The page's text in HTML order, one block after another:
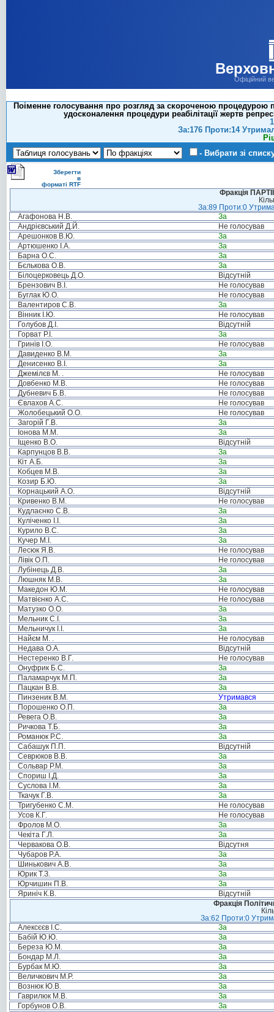
Офіційний
Поіменне голосування про розгляд за скороченою процедурою
удосконалення процедури реабілітації жертв
За:176 Проти:14
- Вибрати зі
Зберегти
в
форматі RTF
Фракція
За:89 Проти:0
Агафонова Н.В.
За
Андрієвський Д.Й.
Не голосував
Арешонков В.Ю.
За
Артюшенко І.А.
За
Барна О.С.
За
Бєлькова О.В.
За
Білоцерковець Д.О.
Відсутній
Брензович В.І.
Не голосував
Буглак Ю.О.
Не голосував
Валентиров С.В.
За
Вінник І.Ю.
Не голосував
Голубов Д.І.
Відсутній
Горват Р.І.
За
Гринів І.О.
Не голосував
Давиденко В.М.
За
Денисенко В.І.
За
Джемілєв М. .
Не голосував
Довбенко М.В.
Не голосував
Дубневич Б.В.
Не голосував
Євлахов А.С.
Не голосував
Жолобецький О.О.
Не голосував
Загорій Г.В.
За
Іонова М.М.
За
Іщенко В.О.
Відсутній
Карпунцов В.В.
За
Кіт А.Б.
За
Кобцев М.В.
За
Козир Б.Ю.
За
Корнацький А.О.
Відсутній
Кривенко В.М.
Не голосував
Кудлаєнко С.В.
За
Куліченко І.І.
За
Курило В.С.
За
Кучер М.І.
За
Лесюк Я.В.
Не голосував
Лівік О.П.
Не голосував
Лубінець Д.В.
За
Люшняк М.В.
За
Македон Ю.М.
Не голосував
Матвієнко А.С.
Не голосував
Матузко О.О.
За
Мельник С.І.
За
Мельничук І.І.
За
Найєм М. .
Не голосував
Недава О.А.
Відсутній
Нестеренко В.Г.
Не голосував
Онуфрик Б.С.
За
Паламарчук М.П.
За
Пацкан В.В.
За
Пинзеник В.М.
Утримався
Порошенко О.П.
За
Ревега О.В.
За
Ричкова Т.Б.
За
Романюк Р.С.
За
Сабашук П.П.
Відсутній
Севрюков В.В.
За
Сольвар Р.М.
За
Спориш І.Д.
За
Суслова І.М.
За
Ткачук Г.В.
За
Тригубенко С.М.
Не голосував
Усов К.Г.
Не голосував
Фролов М.О.
За
Чекіта Г.Л.
За
Червакова О.В.
Відсутня
Чубаров Р.А.
За
Шинькович А.В.
За
Юрик Т.З.
За
Юрчишин П.В.
За
Яриніч К.В.
Відсутній
Фракція
За:62 Проти:0
Алексєєв І.С.
За
Бабій Ю.Ю.
За
Береза Ю.М.
За
Бондар М.Л.
За
Бурбак М.Ю.
За
Величкович М.Р.
За
Вознюк Ю.В.
За
Гаврилюк М.В.
За
Горбунов О.В.
За